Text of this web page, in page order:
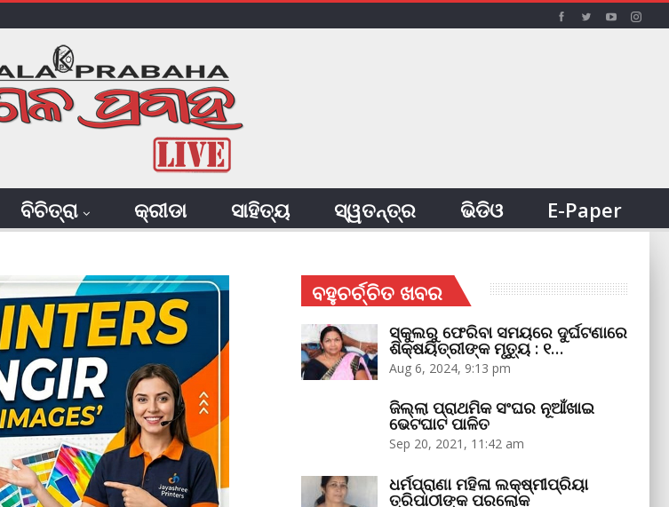
ବିଚିତ୍ରା କ୍ରୀଡା ସାହିତ୍ୟ ସ୍ୱତନ୍ତ୍ର ଭିଡିଓ E-Paper
ବହୁଚର୍ଚ୍ଚିତ ଖବର
ସ୍କୁଲରୁ ଫେରିବା ସମୟରେ ଦୁର୍ଘଟଣାରେ
ଶିକ୍ଷୟିତ୍ରୀଙ୍କ ମୃତ୍ୟୁ : ୧…
Aug 6, 2024, 9:13 pm
ଜିଲ୍ଲା ପ୍ରାଥମିକ ସଂଘର ନୂଆଁଖାଇ
ଭେଟଘାଟ ପାଳିତ
Sep 20, 2021, 11:42 am
ଧର୍ମପ୍ରାଣା ମହିଳା ଲକ୍ଷ୍ମୀପ୍ରିୟା
ତ୍ରିପାଠୀଙ୍କ ପରଲୋକ